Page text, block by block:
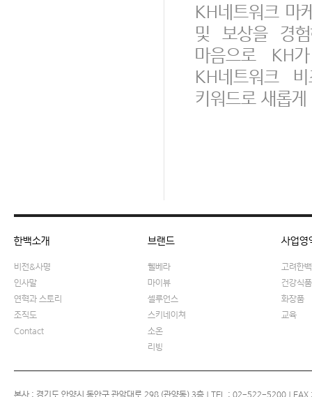
KH네트워크 마
및 보상을 경
마음으로 KH
KH네트워크
키워드로 새롭
한백소개
비전&사명
인사말
연혁과 스토리
조직도
Contact
브랜드
웰베라
마이뷰
셀루언스
스키네이쳐
소온
리빙
사업영
고려한백
건강식품
화장품
교육
본사 : 경기도 안양시 동안구 관악대로 298 (관양동) 3층 | TEL : 02-522-5200 |